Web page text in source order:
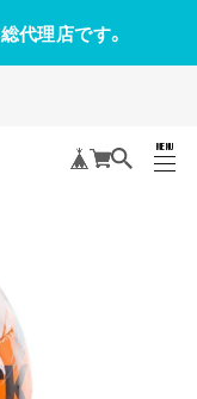
代理店です。
MENU
CLOSE